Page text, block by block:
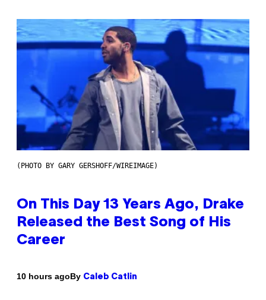
(PHOTO BY GARY GERSHOFF/WIREIMAGE)
On This Day 13 Years Ago, Drake
Released the Best Song of His
Career
10 hours agoBy Caleb Catlin